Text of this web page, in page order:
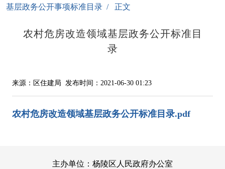
基层政务公开事项标准目录 / 正文
农村危房改造领域基层政务公开标准目
录
来源：区住建局 发布时间：2021-06-30 01:23
农村危房改造领域基层政务公开标准目录.pdf
主办单位：杨陵区人民政府办公室